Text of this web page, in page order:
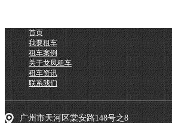
首页
我要租车
租车案例
关于龙凤租车
租车资讯
联系我们
广州市天河区棠安路148号之8